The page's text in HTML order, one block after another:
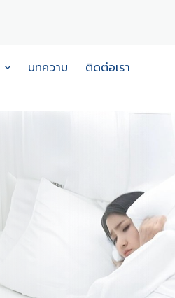
บทความ ติดต่อเรา